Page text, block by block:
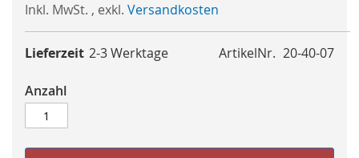
Inkl. MwSt. , exkl. Versandkosten
ArtikelNr. 20-40-07
Lieferzeit 2-3 Werktage
Anzahl